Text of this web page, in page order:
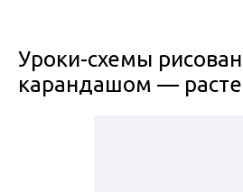
Уроки-схемы
карандашом —